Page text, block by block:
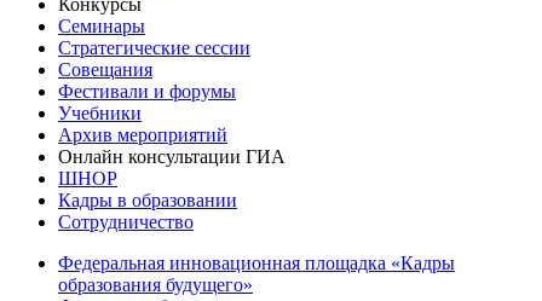
Конкурсы
Семинары
Стратегические сессии
Совещания
Фестивали и форумы
Учебники
Архив мероприятий
Онлайн консультации ГИА
ШНОР
Кадры в образовании
Сотрудничество
Федеральная инновационная площадка «Кадры
образования будущего»